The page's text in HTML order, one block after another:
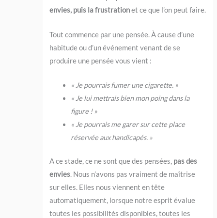
envies, puis la frustrationet ce que l’on peut faire.
Tout commence par une pensée. À cause d’une
habitude ou d’un événement venant de se
produire une pensée vous vient :
« Je pourrais fumer une cigarette. »
« Je lui mettrais bien mon poing dans la
figure ! »
« Je pourrais me garer sur cette place
réservée aux handicapés. »
A ce stade, ce ne sont que des pensées, pas des
envies. Nous n’avons pas vraiment de maîtrise
sur elles. Elles nous viennent en tête
automatiquement, lorsque notre esprit évalue
toutes les possibilités disponibles, toutes les